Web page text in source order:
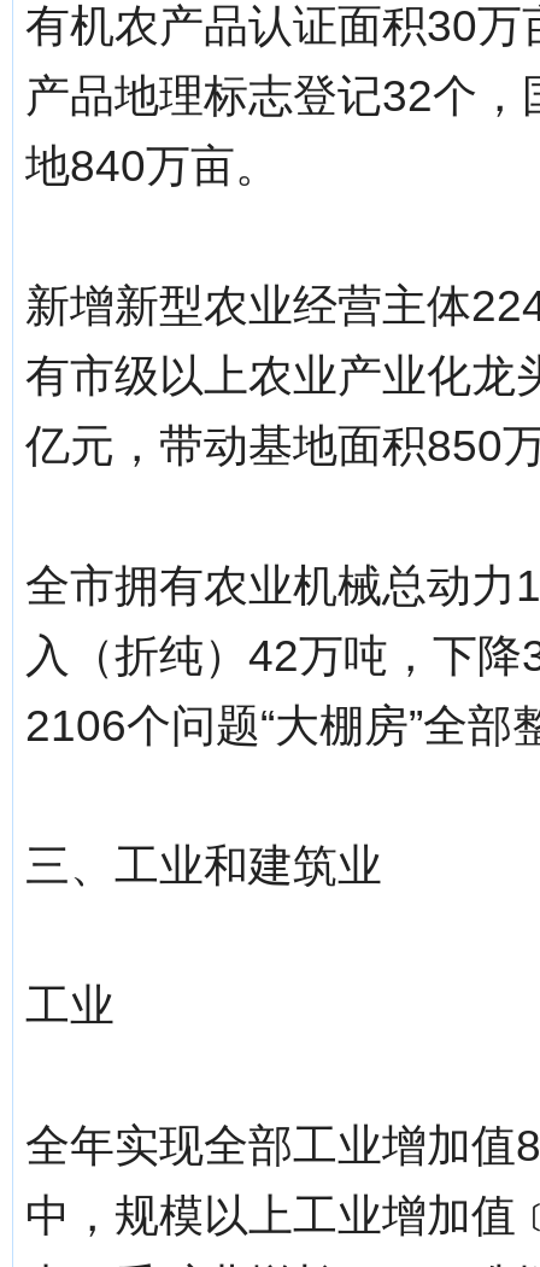
有机农产品认证面积30
产品地理标志登记32个
地840万亩。
新增新型农业经营主体
有市级以上农业产业化龙
亿元，带动基地面积850
全市拥有农业机械总动力
入（折纯）42万吨，下
2106个问题“大棚房”全部
三、工业和建筑业
工业
全年实现全部工业增加值
中，规模以上工业增加值